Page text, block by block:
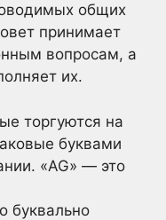
общих
принимает
вопросам, а
их.
торгуются на
буквами
«AG» — это
буквально